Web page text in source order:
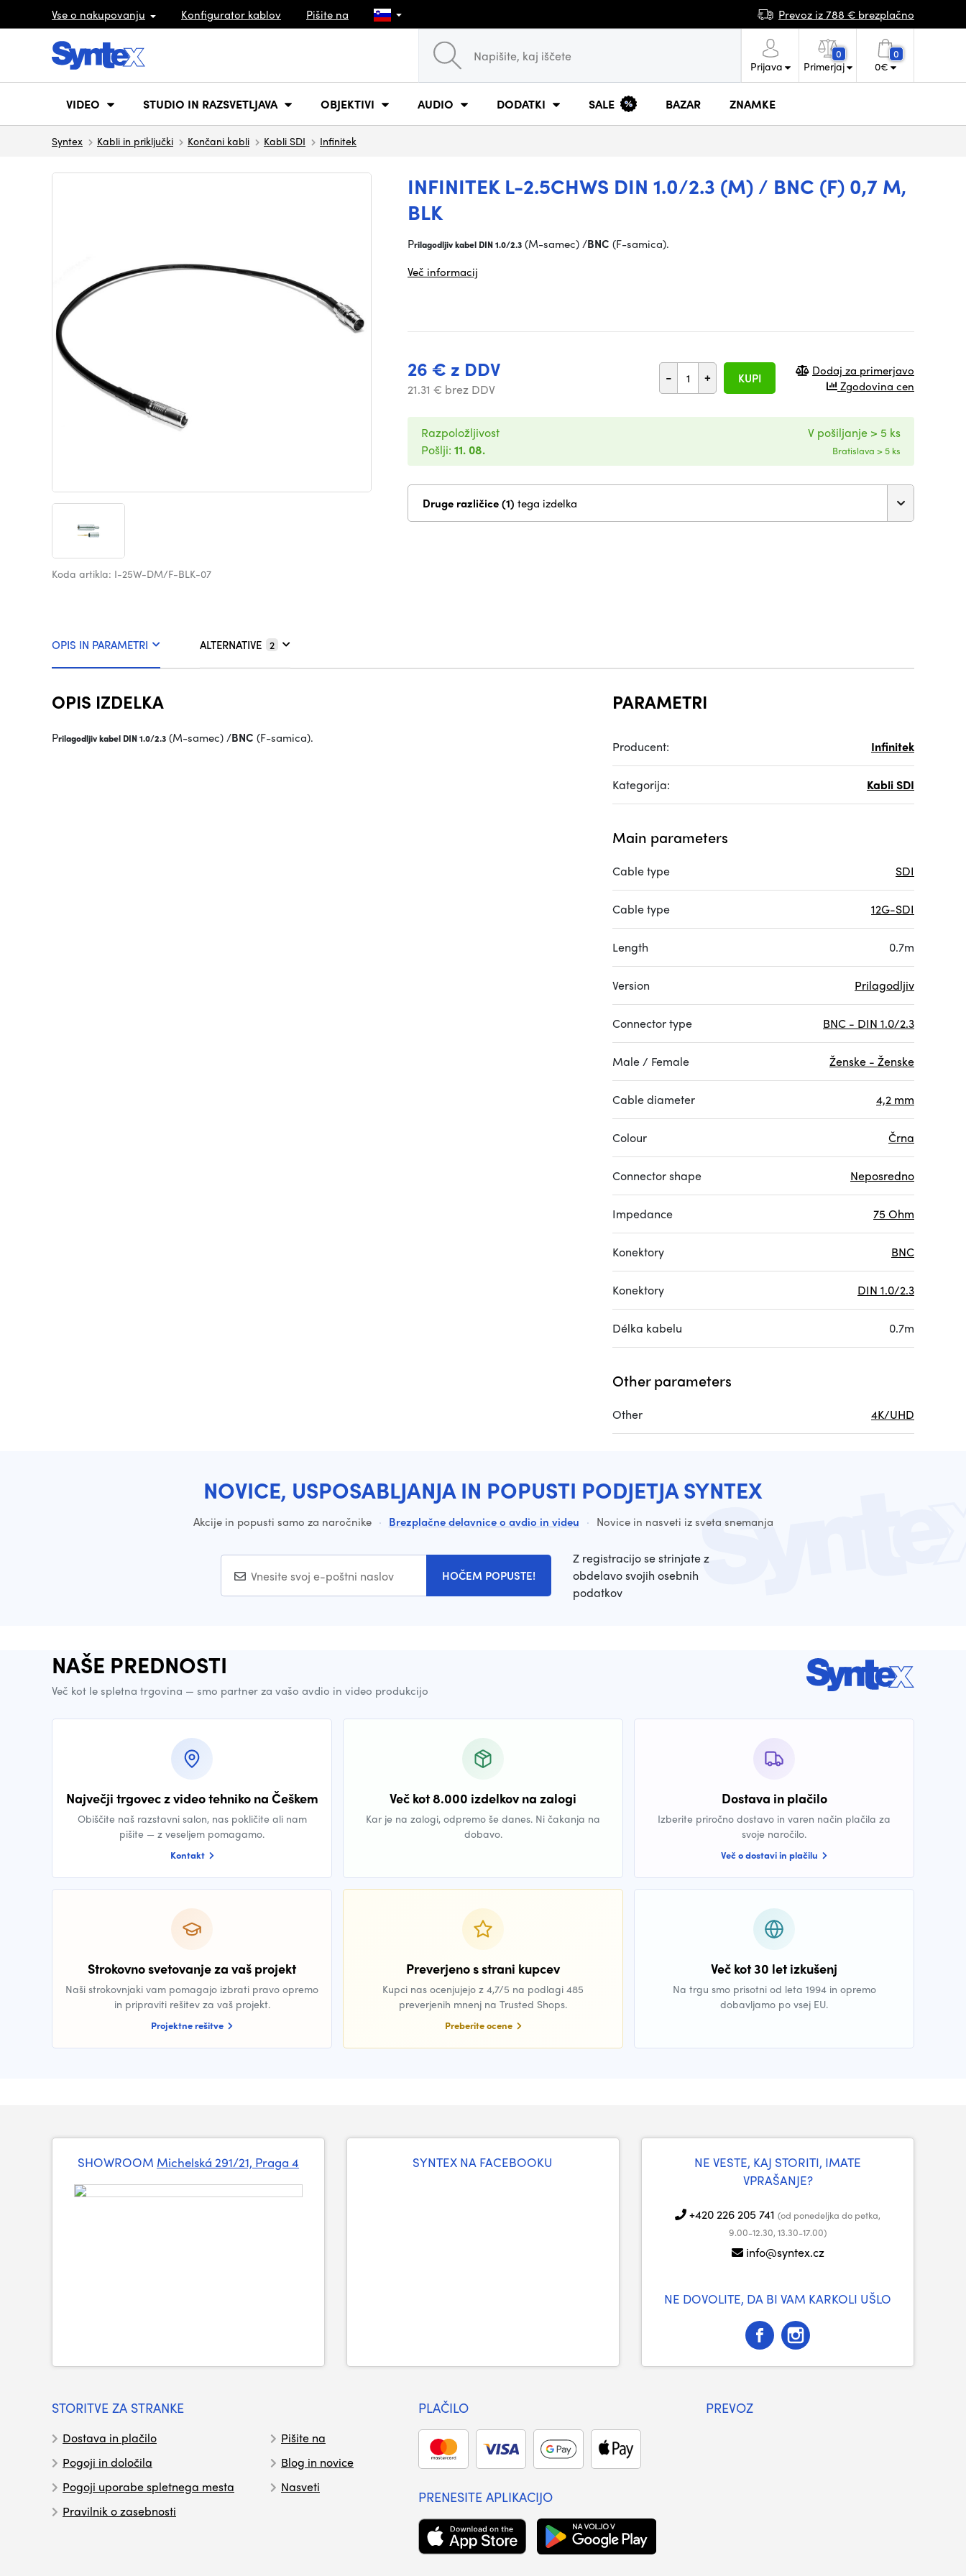
Vse o nakupovanju Konfigurator kablov Pišite na Prevoz iz 788 € brezplačno
Prijava
0
Primerjaj
0
0€
VIDEO STUDIO IN RAZSVETLJAVA OBJEKTIVI AUDIO DODATKI SALE BAZAR ZNAMKE
Syntex Kabli in priključki Končani kabli Kabli SDI Infinitek
INFINITEK L-2.5CHWS DIN 1.0/2.3 (M) / BNC (F) 0,7 M,
BLK
Koda artikla: I-25W-DM/F-BLK-07
Prilagodljiv kabel DIN 1.0/2.3 (M-samec) /BNC (F-samica).
Več informacij
26 € z DDV
21.31 € brez DDV
- + KUPI
Dodaj za primerjavo
Zgodovina cen
Razpoložljivost
Pošlji: 11. 08.
V pošiljanje > 5 ks
Bratislava > 5 ks
Druge različice (1) tega izdelka
OPIS IN PARAMETRI ALTERNATIVE 2
OPIS IZDELKA
Prilagodljiv kabel DIN 1.0/2.3 (M-samec) /BNC (F-samica).
PARAMETRI
Producent: Infinitek
Kategorija: Kabli SDI
Main parameters
Cable type SDI
Cable type 12G-SDI
Length 0.7m
Version Prilagodljiv
Connector type BNC - DIN 1.0/2.3
Male / Female Ženske - Ženske
Cable diameter 4,2 mm
Colour Črna
Connector shape Neposredno
Impedance 75 Ohm
Konektory BNC
Konektory DIN 1.0/2.3
Délka kabelu 0.7m
Other parameters
Other 4K/UHD
NOVICE, USPOSABLJANJA IN POPUSTI PODJETJA SYNTEX
Akcije in popusti samo za naročnike · Brezplačne delavnice o avdio in videu · Novice in nasveti iz sveta snemanja
HOČEM POPUSTE!
Z registracijo se strinjate z
obdelavo svojih osebnih
podatkov
NAŠE PREDNOSTI
Več kot le spletna trgovina — smo partner za vašo avdio in video produkcijo
Največji trgovec z video tehniko na Češkem
Obiščite naš razstavni salon, nas pokličite ali nam
pišite — z veseljem pomagamo.
Kontakt
Več kot 8.000 izdelkov na zalogi
Kar je na zalogi, odpremo še danes. Ni čakanja na
dobavo.
Dostava in plačilo
Izberite priročno dostavo in varen način plačila za
svoje naročilo.
Več o dostavi in plačilu
Strokovno svetovanje za vaš projekt
Naši strokovnjaki vam pomagajo izbrati pravo opremo
in pripraviti rešitev za vaš projekt.
Projektne rešitve
Preverjeno s strani kupcev
Kupci nas ocenjujejo z 4,7/5 na podlagi 485
preverjenih mnenj na Trusted Shops.
Preberite ocene
Več kot 30 let izkušenj
Na trgu smo prisotni od leta 1994 in opremo
dobavljamo po vsej EU.
SHOWROOM Michelská 291/21, Praga 4 SYNTEX NA FACEBOOKU
NE VESTE, KAJ STORITI, IMATE
VPRAŠANJE?
+420 226 205 741 (od ponedeljka do petka,
9.00-12.30, 13.30-17.00)
info@syntex.cz
NE DOVOLITE, DA BI VAM KARKOLI UŠLO
STORITVE ZA STRANKE
Dostava in plačilo
Pogoji in določila
Pogoji uporabe spletnega mesta
Pravilnik o zasebnosti
Pišite na
Blog in novice
Nasveti
PLAČILO PREVOZ
PRENESITE APLIKACIJO